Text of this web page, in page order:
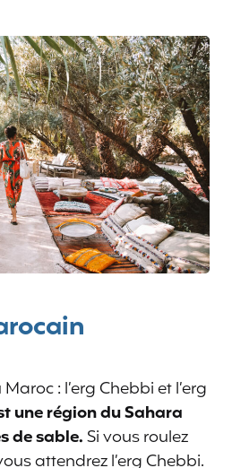
: l’erg Chebbi et l’erg
une région du Sahara
de sable.Si vous roulez
attendrez l’erg Chebbi.